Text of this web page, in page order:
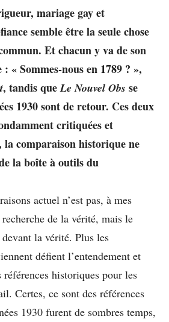
mariage gay et
semble être la seule chose
Et chacun y va de son
« Sommes-nous en 1789 ? »,
, tandis queLe Nouvel Obs se
1930 sont de retour. Ces deux
critiquées et
la comparaison historique ne
la boîte à outils du
actuel n’est pas, à mes
de la vérité, mais le
la vérité. Plus les
défient l’entendement et
historiques pour les
Certes, ce sont des références
1930 furent de sombres temps,